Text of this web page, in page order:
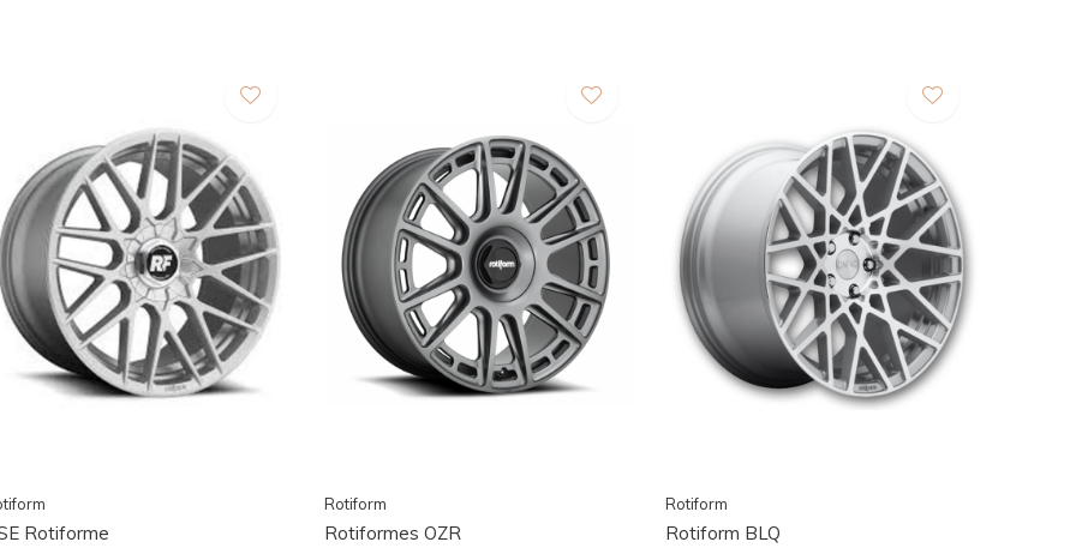
Rotiforme
Rotiform
Rotiformes OZR
Rotiform
Rotiform BLQ